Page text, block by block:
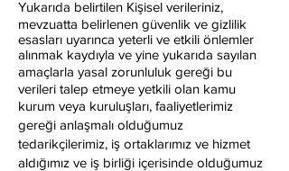
Yukarıda belirtilen Kişisel verileriniz,
mevzuatta belirlenen güvenlik ve gizlilik
esasları uyarınca yeterli ve etkili önlemler
alınmak kaydıyla ve yine yukarıda sayılan
amaçlarla yasal zorunluluk gereği bu
verileri talep etmeye yetkili olan kamu
kurum veya kuruluşları, faaliyetlerimiz
gereği anlaşmalı olduğumuz
tedarikçilerimiz, iş ortaklarımız ve hizmet
aldığımız ve iş birliği içerisinde olduğumuz